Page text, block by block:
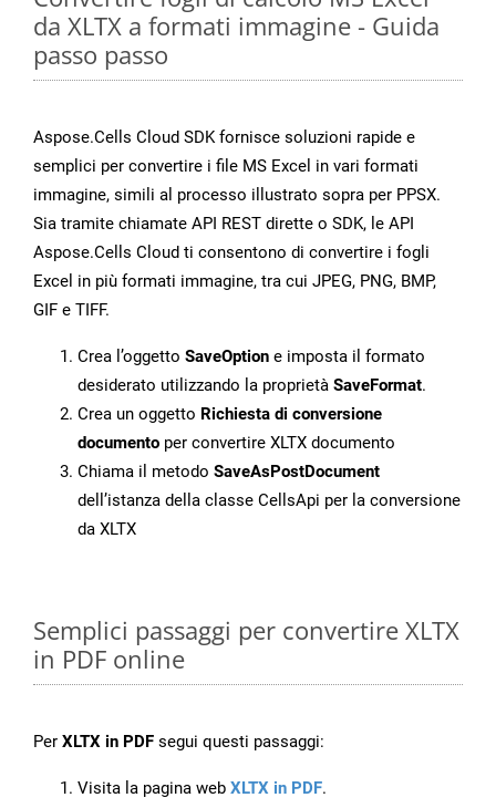
da XLTX a formati immagine - Guida
passo passo
Aspose.Cells Cloud SDK fornisce soluzioni rapide e
semplici per convertire i file MS Excel in vari formati
immagine, simili al processo illustrato sopra per PPSX.
Sia tramite chiamate API REST dirette o SDK, le API
Aspose.Cells Cloud ti consentono di convertire i fogli
Excel in più formati immagine, tra cui JPEG, PNG, BMP,
GIF e TIFF.
Crea l’oggetto SaveOption e imposta il formato
desiderato utilizzando la proprietà SaveFormat.
Crea un oggetto Richiesta di conversione
documento per convertire XLTX documento
Chiama il metodo SaveAsPostDocument
dell’istanza della classe CellsApi per la conversione
da XLTX
Semplici passaggi per convertire XLTX
in PDF online
Per XLTX in PDF segui questi passaggi:
Visita la pagina web XLTX in PDF.